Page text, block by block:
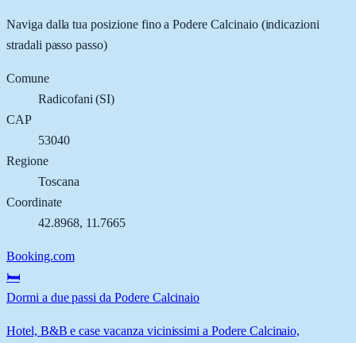
Naviga dalla tua posizione fino aPodere Calcinaio(indicazioni
stradali passo passo)
Comune
Radicofani (SI)
CAP
53040
Regione
Toscana
Coordinate
42.8968, 11.7665
Booking.com
🛏️
Dormi a due passi da Podere Calcinaio
Hotel, B&B e case vacanza vicinissimi a Podere Calcinaio,